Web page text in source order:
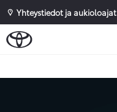
Yhteystiedot ja aukioloajat